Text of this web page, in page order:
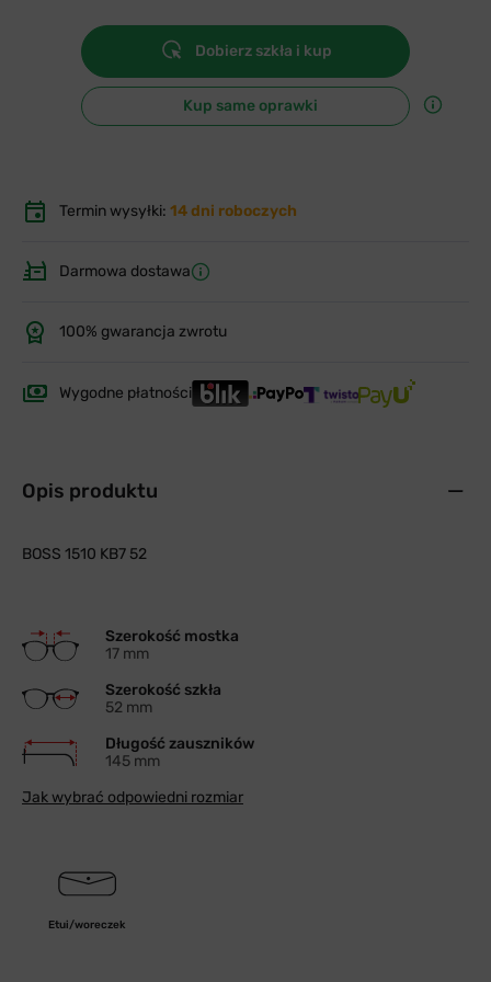
Dobierz szkła i kup
Kup same oprawki
Termin wysyłki: 14 dni roboczych
Darmowa dostawa
100% gwarancja zwrotu
Wygodne płatności
Opis produktu
BOSS 1510 KB7 52
Szerokość mostka
17 mm
Szerokość szkła
52 mm
Długość zauszników
145 mm
Jak wybrać odpowiedni rozmiar
Etui/woreczek